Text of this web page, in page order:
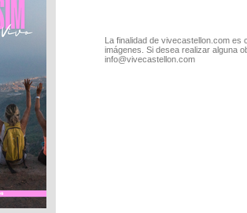
La finalidad de vivecastellon.com
imágenes. Si desea realizar alguna
info@vivecastellon.com